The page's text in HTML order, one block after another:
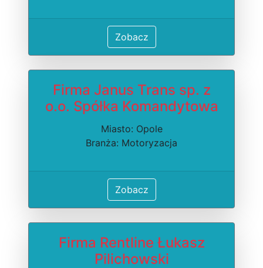
Zobacz
Firma Janus Trans sp. z
o.o. Spółka Komandytowa
Miasto: Opole
Branża: Motoryzacja
Zobacz
Firma Rentline Łukasz
Pilichowski